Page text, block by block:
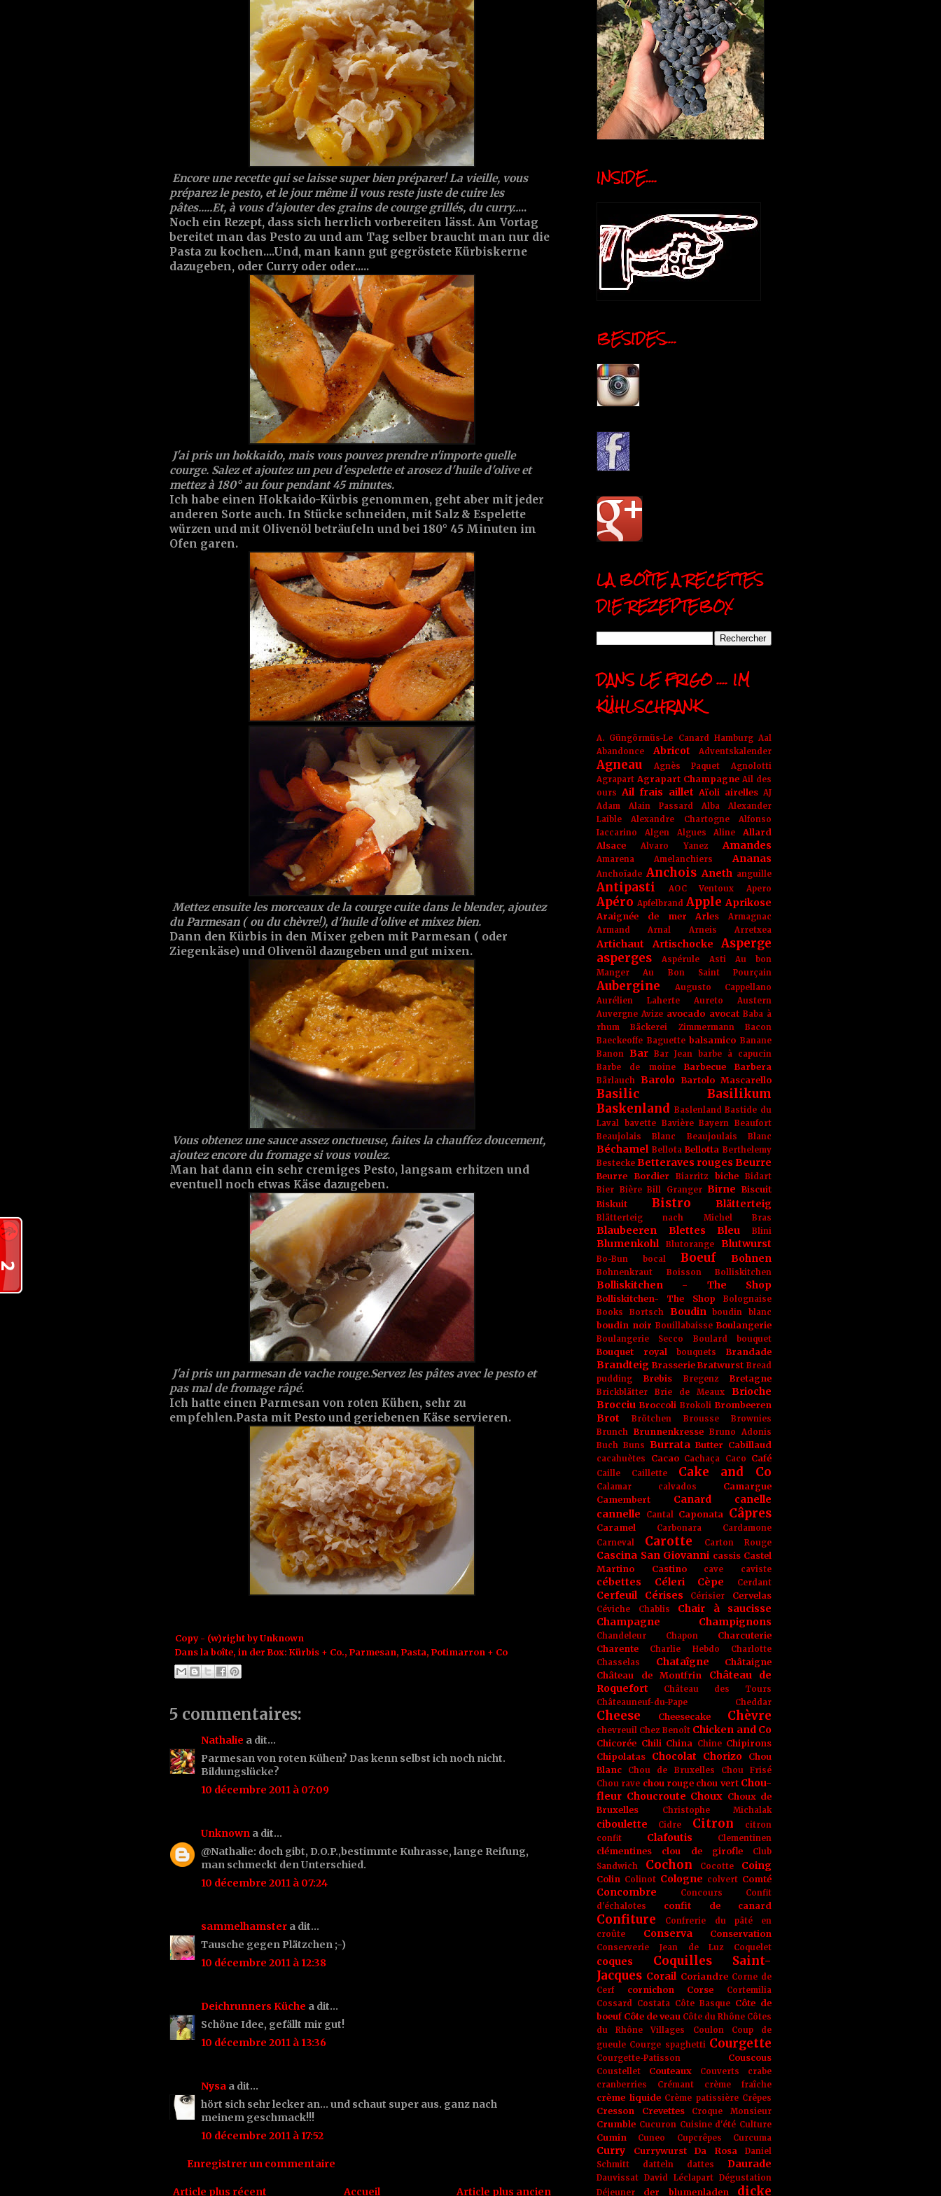
Encore une recette qui se laisse super bien préparer! La vieille, vous
préparez le pesto, et le jour même il vous reste juste de cuire les
pâtes.....Et, à vous d'ajouter des grains de courge grillés, du curry.....
Noch ein Rezept, dass sich herrlich vorbereiten lässt. Am Vortag
bereitet man das Pesto zu und am Tag selber braucht man nur die
Pasta zu kochen....Und, man kann gut gegröstete Kürbiskerne
dazugeben, oder Curry oder oder.....
J'ai pris un hokkaido, mais vous pouvez prendre n'importe quelle
courge. Salez et ajoutez un peu d'espelette et arosez d'huile d'olive et
mettez à 180° au four pendant 45 minutes.
Ich habe einen Hokkaido-Kürbis genommen, geht aber mit jeder
anderen Sorte auch. In Stücke schneiden, mit Salz & Espelette
würzen und mit Olivenöl beträufeln und bei 180° 45 Minuten im
Ofen garen.
Mettez ensuite les morceaux de la courge cuite dans le blender, ajoutez
du Parmesan ( ou du chèvre!), d'huile d'olive et mixez bien.
Dann den Kürbis in den Mixer geben mit Parmesan ( oder
Ziegenkäse) und Olivenöl dazugeben und gut mixen.
Vous obtenez une sauce assez onctueuse, faites la chauffez doucement,
ajoutez encore du fromage si vous voulez.
Man hat dann ein sehr cremiges Pesto, langsam erhitzen und
eventuell noch etwas Käse dazugeben.
J'ai pris un parmesan de vache rouge.Servez les pâtes avec le pesto et
pas mal de fromage râpé.
Ich hatte einen Parmesan von roten Kühen, sehr zu
empfehlen.Pasta mit Pesto und geriebenen Käse servieren.
Copy - (w)right byUnknown
Dans la boîte, in der Box: Kürbis + Co., Parmesan, Pasta, Potimarron + Co
5 commentaires:
Nathalie a dit…
Parmesan von roten Kühen? Das kenn selbst ich noch nicht.
Bildungslücke?
10 décembre 2011 à 07:09
Unknown a dit…
@Nathalie: doch gibt, D.O.P.,bestimmte Kuhrasse, lange Reifung,
man schmeckt den Unterschied.
10 décembre 2011 à 07:24
sammelhamster a dit…
Tausche gegen Plätzchen ;-)
10 décembre 2011 à 12:38
Deichrunners Küche a dit…
Schöne Idee, gefällt mir gut!
10 décembre 2011 à 13:36
Nysa a dit…
hört sich sehr lecker an... und schaut super aus. ganz nach
meinem geschmack!!!
10 décembre 2011 à 17:52
Enregistrer un commentaire
Article plus récent Article plus ancien
Accueil
INSIDE....
BESIDES....
LA BOÎTE A RECETTES
DIE REZEPTEBOX
DANS LE FRIGO .... IM
KÜHLSCHRANK
A. Güngörmüs-Le Canard Hamburg Aal
Abandonce
Abricot Adventskalender
Agneau Agnès Paquet
Agnolotti
Agrapart Agrapart Champagne Ail des
ours Ail frais aillet Aïoli airelles AJ
Adam
Alain Passard Alba
Alexander
Laible
Alexandre Chartogne
Alfonso
Iaccarino
Algen Algues Aline
Allard
Alsace
Alvaro Yanez Amandes
Amarena Amelanchiers Ananas
Anchoïade Anchois Aneth anguille
Antipasti AOC Ventoux Apero
Apéro Apfelbrand Apple Aprikose
Araignée de mer Arles
Armagnac
Armand Arnal
Arneis Arretxea
Artichaut Artischocke
Asperge
asperges
Aspérule Asti
Au bon
Manger
Au Bon Saint Pourçain
Aubergine
Augusto Cappellano
Aurélien Laherte
Aureto
Austern
Auvergne Avize avocado avocat Baba à
rhum
Bäckerei Zimmermann
Bacon
Baeckeoffe Baguette balsamico Banane
Banon Bar Bar Jean
barbe à capucin
Barbe de moine
Barbecue Barbera
Bärlauch Barolo Bartolo Mascarello
Basilic
Basilikum
Baskenland Baslenland Bastide du
Laval
bavette Bavière Bayern Beaufort
Beaujolais Blanc
Beaujoulais Blanc
Béchamel Bellota Bellotta Berthelemy
Bestecke Betteraves rouges Beurre
Beurre Bordier Biarritz biche
Bidart
Bier Bière Bill Granger Birne
Biscuit
Biskuit
Bistro Blätterteig
Blätterteig nach Michel Bras
Blaubeeren Blettes Bleu Blini
Blumenkohl Blutorange Blutwurst
Bo-Bun bocal Boeuf Bohnen
Bohnenkraut Boisson Bolliskitchen
Bolliskitchen - The Shop
Bolliskitchen- The Shop
Bolognaise
Books
Bortsch Boudin boudin blanc
boudin noir Bouillabaisse Boulangerie
Boulangerie Secco Boulard bouquet
Bouquet royal bouquets Brandade
Brandteig Brasserie Bratwurst Bread
pudding
Brebis Bregenz Bretagne
Brickblätter Brie de Meaux
Brioche
Brocciu Broccoli Brokoli Brombeeren
Brot Brötchen Brousse
Brownies
Brunch Brunnenkresse Bruno Adonis
Buch Buns Burrata Butter Cabillaud
cacahuètes Cacao Cachaça Caco Café
Caille Caillette Cake and Co
Calamar calvados
Camargue
Camembert
Canard
canelle
cannelle
Cantal Caponata Câpres
Caramel Carbonara
Cardamone
Carneval
Carotte Carton Rouge
Cascina San Giovanni cassis Castel
Martino
Castino cave caviste
cébettes Céleri Cèpe Cerdant
Cerfeuil Cérises Cérisier Cervelas
Céviche Chablis
Chair à saucisse
Champagne
Champignons
Chandeleur Chapon
Charcuterie
Charente
Charlie Hebdo
Charlotte
Chasselas
Chataîgne
Châtaigne
Château de Montfrin
Château de
Roquefort
Château des Tours
Châteauneuf-du-Pape
Cheddar
Cheese Cheesecake Chèvre
chevreuil Chez Benoît Chicken and Co
Chicorée Chili China Chine Chipirons
Chipolatas
Chocolat Chorizo
Chou
Blanc
Chou de Bruxelles
Chou Frisé
Chou rave chou rouge chou vert Chou-
fleur Choucroute Choux Choux de
Bruxelles
Christophe Michalak
ciboulette Cidre Citron
citron
confit
Clafoutis Clementinen
clémentines clou de girofle
Club
Sandwich
Cochon Cocotte Coing
Colin Colinot Cologne colvert Comté
Concombre Concours
Confit
d'échalotes
confit de canard
Confiture
Confrerie du pâté en
croûte
Conserva Conservation
Conserverie Jean de Luz Coquelet
coques
Coquilles Saint-
Jacques Corail Coriandre Corne de
Cerf
cornichon Corse
Cortemilia
Cossard Costata Côte Basque Côte de
boeuf Côte de veau Côte du Rhône Côtes
du Rhône Villages
Coulon
Coup de
gueule Courge spaghetti Courgette
Courgette-Patisson Couscous
Coustellet Couteaux Couverts
crabe
cranberries
Crémant crème fraîche
crème liquide Crème patissière Crêpes
Cresson Crevettes Croque Monsieur
Crumble Cucuron Cuisine d'été Culture
Cumin Cuneo Cupcrêpes Curcuma
Curry Currywurst Da Rosa
Daniel
Schmitt
datteln dattes Daurade
Dauvissat David Léclapart Dégustation
Déjeuner
der blumenladen dicke